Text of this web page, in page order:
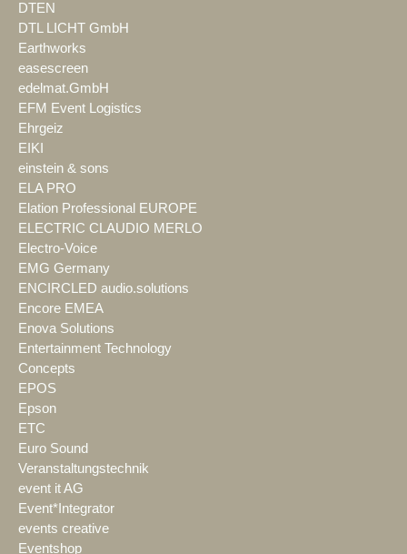
DTEN
DTL LICHT GmbH
Earthworks
easescreen
edelmat.GmbH
EFM Event Logistics
Ehrgeiz
EIKI
einstein & sons
ELA PRO
Elation Professional EUROPE
ELECTRIC CLAUDIO MERLO
Electro-Voice
EMG Germany
ENCIRCLED audio.solutions
Encore EMEA
Enova Solutions
Entertainment Technology
Concepts
EPOS
Epson
ETC
Euro Sound
Veranstaltungstechnik
event it AG
Event*Integrator
events creative
Eventshop